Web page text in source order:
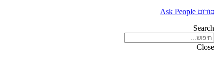
פורום Ask People
Search
Close